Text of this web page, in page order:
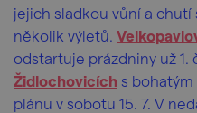
jejich sladkou vůní a
několik výletů.
odstartuje prázdniny už 1.
Židlochovicích s
plánu v sobotu 15. 7. V